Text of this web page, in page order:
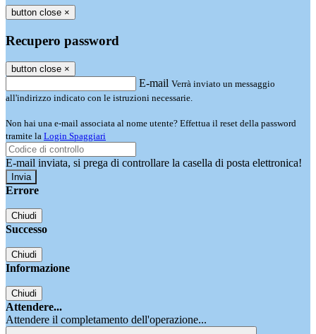
button close ×
Recupero password
button close ×
E-mail Verrà inviato un messaggio
all'indirizzo indicato con le istruzioni necessarie.
Non hai una e-mail associata al nome utente? Effettua il reset della password
tramite la Login Spaggiari
E-mail inviata, si prega di controllare la casella di posta elettronica!
Errore
Chiudi
Successo
Chiudi
Informazione
Chiudi
Attendere...
Attendere il completamento dell'operazione...